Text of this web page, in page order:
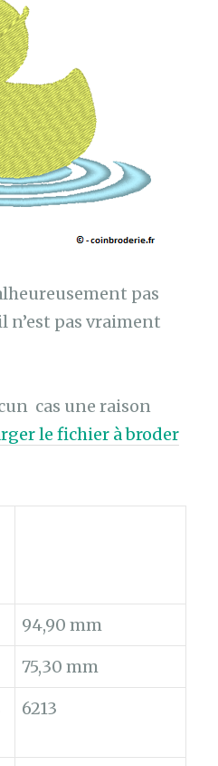
pas
n’est pas vraiment
cas une raison
le fichier à broder
94,90 mm
75,30 mm
6213